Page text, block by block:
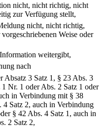
nicht, nicht richtig, nicht
zur Verfügung stellt,
nicht, nicht richtig,
Weise oder
weitergibt,
nach
Absatz 3 Satz 1, § 23 Abs. 3
Nr. 1 oder Abs. 2 Satz 1 oder
in Verbindung mit § 38
4 Satz 2, auch in Verbindung
§ 42 Abs. 4 Satz 1, auch in
2 Satz 2,